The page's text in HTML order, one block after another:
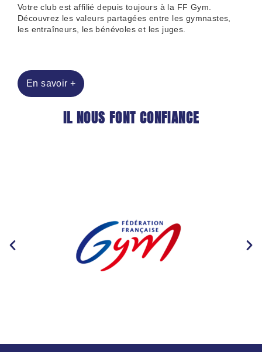
Votre club est affilié depuis toujours à la FF Gym.
Découvrez les valeurs partagées entre les gymnastes,
les entraîneurs, les bénévoles et les juges.
En savoir +
IL NOUS FONT CONFIANCE